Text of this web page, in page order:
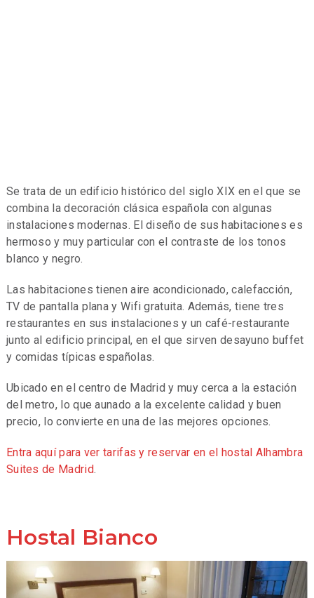
Se trata de un edificio histórico del siglo XIX en el que se
combina la decoración clásica española con algunas
instalaciones modernas. El diseño de sus habitaciones es
hermoso y muy particular con el contraste de los tonos
blanco y negro.
Las habitaciones tienen aire acondicionado, calefacción,
TV de pantalla plana y Wifi gratuita. Además, tiene tres
restaurantes en sus instalaciones y un café-restaurante
junto al edificio principal, en el que sirven desayuno buffet
y comidas típicas españolas.
Ubicado en el centro de Madrid y muy cerca a la estación
del metro, lo que aunado a la excelente calidad y buen
precio, lo convierte en una de las mejores opciones.
Entra aquí para ver tarifas y reservar en el hostal Alhambra
Suites de Madrid.
Hostal Bianco